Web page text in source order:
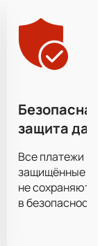
Безопасная
защита
Все платежи
защищённые
не сохраняются
в безопасности.